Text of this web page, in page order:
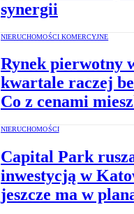
synergii
NIERUCHOMOŚCI KOMERCYJNE
Rynek pierwotny
kwartale raczej
Co z cenami
NIERUCHOMOŚCI
Capital Park
inwestycją w
jeszcze ma w